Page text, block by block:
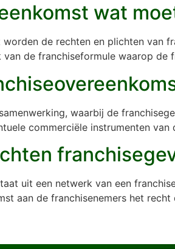
wat
de rechten en plichten van
van de franchiseformule waarop de
waarbij de
commerciële instrumenten van
uit een netwerk van een
aan de franchisenemers het